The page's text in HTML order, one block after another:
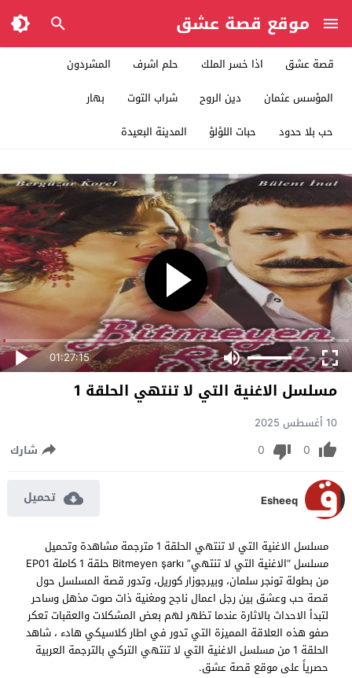
موقع قصة عشق
قصة عشق اذا خسر الملك حلم اشرف
المشردون
المؤسس عثمان
دين الروح شراب التوت
بهار
حب بلا حدود
حبات اللؤلؤ المدينة البعيدة
01:27:15
مسلسل الاغنية التي لا تنتهي الحلقة 1
10 أغسطس 2025
0
0 شارك
Esheeq تحميل
مسلسل الاغنية التي لا تنتهي الحلقة 1 مترجمة مشاهدة وتحميل
مسلسل “الاغنية التي لا تنتهي” Bitmeyen şarkı حلقة 1 كاملة EP01
من بطولة تونجر سلمان، وبيرجوزار كوريل، وتدور قصة المسلسل حول
قصة حب وعشق بين رجل اعمال ناجح ومغنية ذات صوت مذهل وساحر
لتبدأ الاحداث بالاثارة عندما تظهر لهم بعض المشكلات والعقبات تعكر
صفو هذه العلاقة المميزة التي تدور في اطار كلاسيكي هادء ، شاهد
الحلقة 1 من مسلسل الاغنية التي لا تنتهي التركي بالترجمة العربية
حصرياً على موقع قصة عشق.